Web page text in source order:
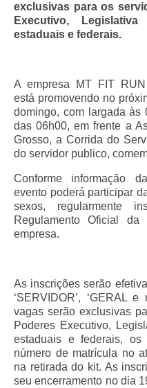
Serviços
Servidores
Notícias Gerais
Artigos
Esportes
Nota de
Notícias
Pautas Nacionais
Fale Conosco
Permutas Disponíveis
Área do Filiado
Regimento interno do
exclusivas para os
Executivo,
estaduais e federais.
A empresa MT FIT RUN
está promovendo no
domingo, com largada às
das 06h00, em frente a
Grosso, a Corrida do
do servidor publico,
Conforme informação
evento poderá participar
sexos, regularmente
Regulamento Oficial
empresa.
As inscrições serão
‘SERVIDOR’, ‘GERAL
vagas serão exclusivas
Poderes Executivo,
estaduais e federais, os
número de matrícula no
na retirada do kit. As
seu encerramento no dia